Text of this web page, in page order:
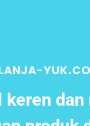
keren dan